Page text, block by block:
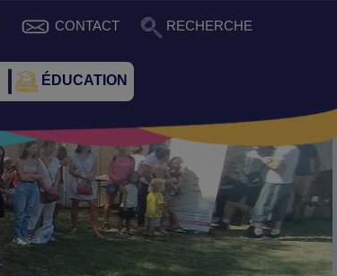
CONTACT RECHERCHE
ÉDUCATION